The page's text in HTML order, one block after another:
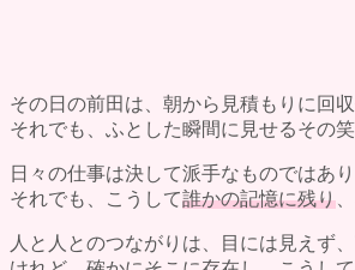
その日の前田は、朝から見積もりに回
それでも、ふとした瞬間に見せるその
日々の仕事は決して派手なものではあ
それでも、こうして誰かの記憶に残り
人と人とのつながりは、目には見えず